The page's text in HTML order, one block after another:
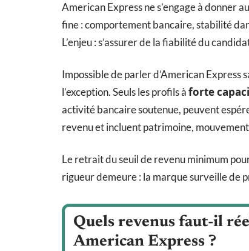
American Express ne s’engage à donner
fine : comportement bancaire, stabilité
L’enjeu : s’assurer de la fiabilité du
Impossible de parler d’American Express
l’exception. Seuls les profils àforte
activité bancaire soutenue, peuvent
revenu et incluent patrimoine,
Le retrait du seuil de revenu minimum
rigueur demeure : la marque surveille de
Quels revenus faut-il
American Express ?